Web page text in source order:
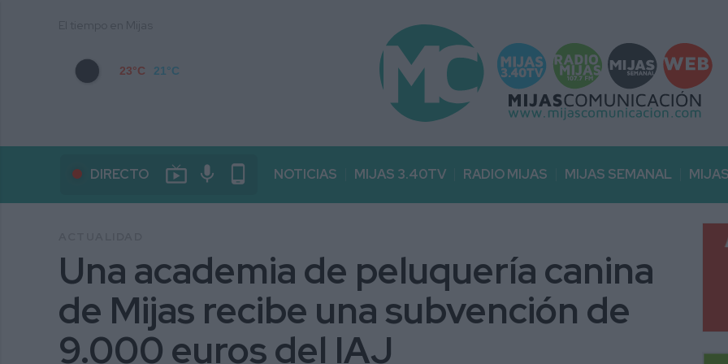
23°C 21°C
DIRECTO live_tv mic phone_android NOTICIAS MIJAS 3.40TV RADIO MIJAS MIJAS SEMANAL
Una academia de peluquería canina
de Mijas recibe una subvención de
9.000 euros del IAJ